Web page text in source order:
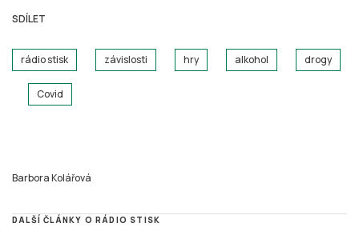
SDÍLET
rádio stisk závislosti hry alkohol drogy
Covid
Barbora Kolářová
DALŠÍ ČLÁNKY O RÁDIO STISK